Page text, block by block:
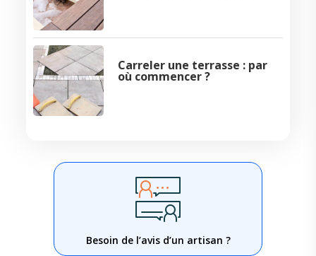
Carreler une terrasse : par
où commencer ?
Besoin de l’avis d’un artisan ?